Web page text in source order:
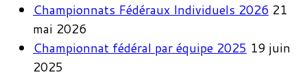
Championnats Fédéraux Individuels 2026 21
mai 2026
Championnat fédéral par équipe 2025 19 juin
2025